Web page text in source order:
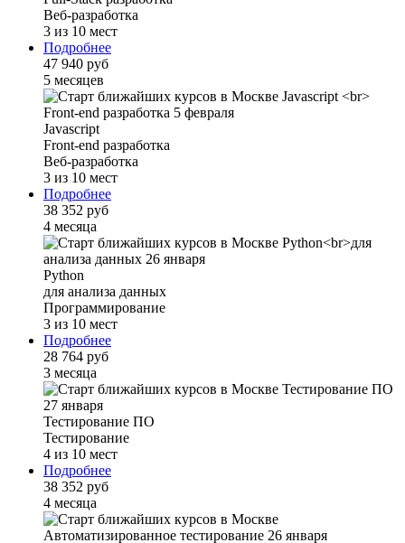
Веб-разработка
3 из 10 мест
Подробнее
47 940 руб
5 месяцев
Javascript
Front-end разработка
Веб-разработка
3 из 10 мест
Подробнее
38 352 руб
4 месяца
Python
для анализа данных
Программирование
3 из 10 мест
Подробнее
28 764 руб
3 месяца
Тестирование ПО
Тестирование
4 из 10 мест
Подробнее
38 352 руб
4 месяца